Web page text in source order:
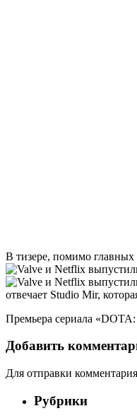
В тизере, помимо главных
отвечает Studio Mir,
Премьера сериала
Добавить
Для отправки
Рубрики